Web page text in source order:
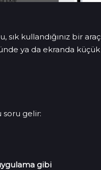
kullandığınız bir araç
ya da ekranda küçük
soru gelir:
gibi